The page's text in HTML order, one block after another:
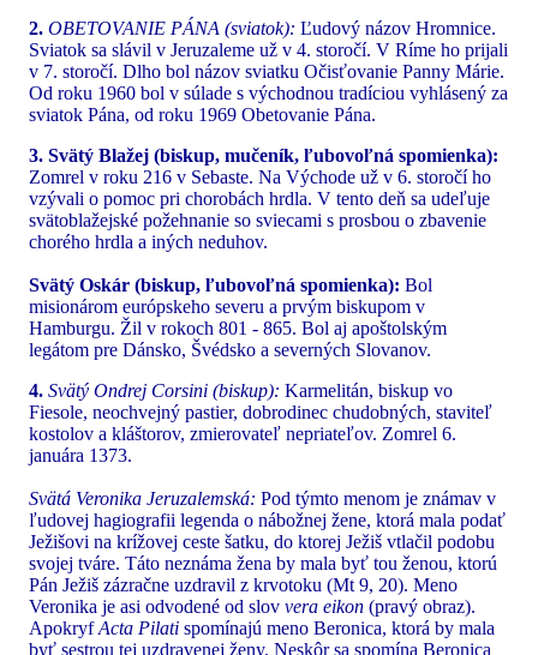
2. OBETOVANIE PÁNA (sviatok): Ľudový názov Hromnice.
Sviatok sa slávil v Jeruzaleme už v 4. storočí. V Ríme ho prijali
v 7. storočí. Dlho bol názov sviatku Očisťovanie Panny Márie.
Od roku 1960 bol v súlade s východnou tradíciou vyhlásený za
sviatok Pána, od roku 1969 Obetovanie Pána.
3. Svätý Blažej (biskup, mučeník, ľubovoľná spomienka):
Zomrel v roku 216 v Sebaste. Na Východe už v 6. storočí ho
vzývali o pomoc pri chorobách hrdla. V tento deň sa udeľuje
svätoblažejské požehnanie so sviecami s prosbou o zbavenie
chorého hrdla a iných neduhov.
Svätý Oskár (biskup, ľubovoľná spomienka): Bol
misionárom európskeho severu a prvým biskupom v
Hamburgu. Žil v rokoch 801 - 865. Bol aj apoštolským
legátom pre Dánsko, Švédsko a severných Slovanov.
4. Svätý Ondrej Corsini (biskup): Karmelitán, biskup vo
Fiesole, neochvejný pastier, dobrodinec chudobných, staviteľ
kostolov a kláštorov, zmierovateľ nepriateľov. Zomrel 6.
januára 1373.
Svätá Veronika Jeruzalemská: Pod týmto menom je známav v
ľudovej hagiografii legenda o nábožnej žene, ktorá mala podať
Ježišovi na krížovej ceste šatku, do ktorej Ježiš vtlačil podobu
svojej tváre. Táto neznáma žena by mala byť tou ženou, ktorú
Pán Ježiš zázračne uzdravil z krvotoku (Mt 9, 20). Meno
Veronika je asi odvodené od slov vera eikon (pravý obraz).
ApokryfActa Pilati spomínajú meno Beronica, ktorá by mala
byť sestrou tej uzdravenej ženy. Neskôr sa spomína Beronica